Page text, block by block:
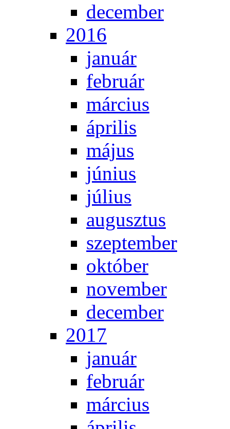
de­cem­ber
2016
ja­nu­ár
feb­ru­ár
már­ci­us
áp­ri­lis
má­jus
jú­ni­us
jú­li­us
au­gusz­tus
szep­tem­ber
ok­tó­ber
no­vem­ber
de­cem­ber
2017
ja­nu­ár
feb­ru­ár
már­ci­us